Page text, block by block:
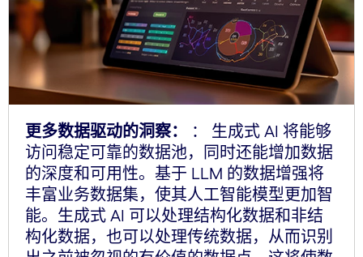
更多数据驱动的洞察：
： 生成式 AI 将能够
访问稳定可靠的数据池，同时还能增加数据
的深度和可用性。基于 LLM 的数据增强将
丰富业务数据集，使其人工智能模型更加智
能。生成式 AI 可以处理结构化数据和非结
构化数据，也可以处理传统数据，从而识别